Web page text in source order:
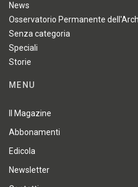
News
Osservatorio Permanente
Senza categoria
Speciali
Storie
MENU
Il Magazine
Abbonamenti
Edicola
Newsletter